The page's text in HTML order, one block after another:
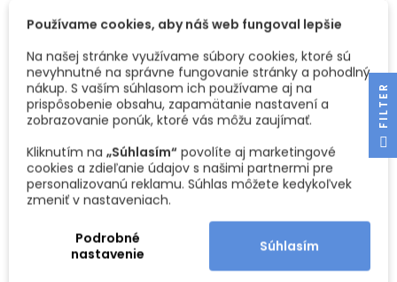
PLASTOVÝ VETRÁK NA
DVEROVÝ PROTIPLECH FAB
/ MOSADZ LAKOVANÁ
Používame cookies, aby náš web fungoval lepšie
Na našej stránke využívame súbory cookies, ktoré sú
nevyhnutné na správne fungovanie stránky a pohodlný
nákup. S vaším súhlasom ich používame aj na
prispôsobenie obsahu, zapamätanie nastavení a
zobrazovanie ponúk, ktoré vás môžu zaujímať.
Kliknutím na „Súhlasím“ povolíte aj marketingové
cookies a zdieľanie údajov s našimi partnermi pre
personalizovanú reklamu. Súhlas môžete kedykoľvek
zmeniť v nastaveniach.
Podrobné
nastavenie
Súhlasím
R